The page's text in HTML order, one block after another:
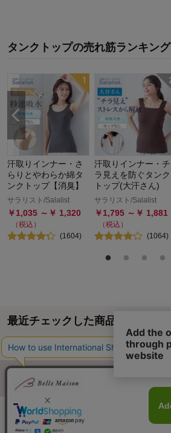
タンクトップの売れ筋ランキング
汗取りインナー・さ
らりとやわらか綿タ
ンクトップ【消臭】
サラリスト/Salalist
￥1,035 ～￥ 1,320
（税込）
(1604)
汗取りインナー・チ
ラ見えを防ぐタンク
トップ(大汗さん)
サラリスト/Salalist
￥1,795 ～￥ 1,881
（税込）
(1064)
最近チェックした商品
ご利用ガイド・お知らせ